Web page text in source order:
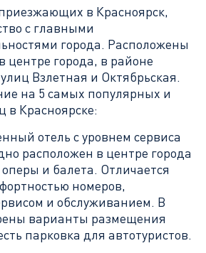
в Красноярск,
с главными
города. Расположены
центре города, в районе
Взлетная и Октябрьская.
на 5 самых популярных и
в Красноярске:
отель с уровнем сервиса
расположен в центре города
и балета. Отличается
номеров,
и обслуживанием. В
варианты размещения
парковка для автотуристов.